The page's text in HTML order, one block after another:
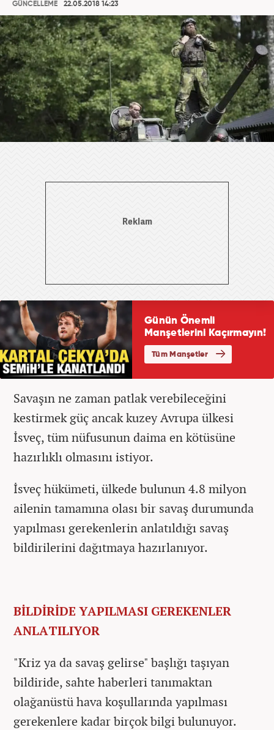
GÜNCELLEME
22.05.2018 14:23
Savaşın ne zaman patlak verebileceğini
kestirmek güç ancak kuzey Avrupa ülkesi
İsveç, tüm nüfusunun daima en kötüsüne
hazırlıklı olmasını istiyor.
İsveç hükümeti, ülkede bulunun 4.8 milyon
ailenin tamamına olası bir savaş durumunda
yapılması gerekenlerin anlatıldığı savaş
bildirilerini dağıtmaya hazırlanıyor.
BİLDİRİDE YAPILMASI GEREKENLER
ANLATILIYOR
"Kriz ya da savaş gelirse" başlığı taşıyan
bildiride, sahte haberleri tanımaktan
olağanüstü hava koşullarında yapılması
gerekenlere kadar birçok bilgi bulunuyor.